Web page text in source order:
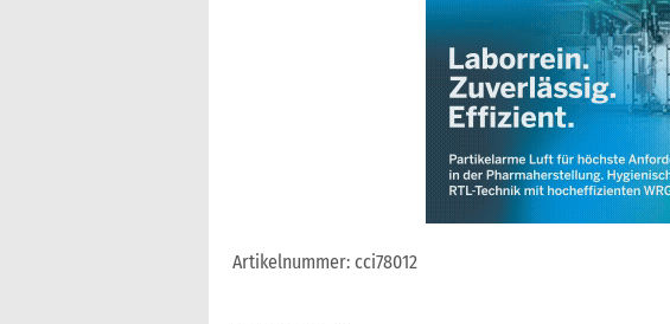
Artikelnummer: cci78012